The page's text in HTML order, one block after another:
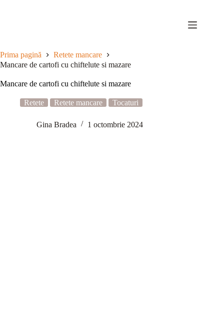
Prima pagină
Retete mancare
Mancare de cartofi cu chiftelute si mazare
Mancare de cartofi cu chiftelute si mazare
Retete Retete mancare Tocaturi
Gina Bradea 1 octombrie 2024